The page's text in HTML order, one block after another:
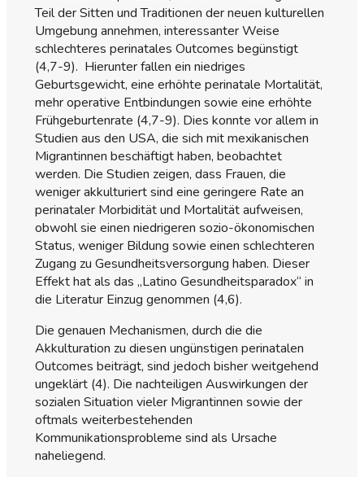
Teil der Sitten und Traditionen der neuen kulturellen
Umgebung annehmen, interessanter Weise
schlechteres perinatales Outcomes begünstigt
(4,7-9). Hierunter fallen ein niedriges
Geburtsgewicht, eine erhöhte perinatale Mortalität,
mehr operative Entbindungen sowie eine erhöhte
Frühgeburtenrate (4,7-9). Dies konnte vor allem in
Studien aus den USA, die sich mit mexikanischen
Migrantinnen beschäftigt haben, beobachtet
werden. Die Studien zeigen, dass Frauen, die
weniger akkulturiert sind eine geringere Rate an
perinataler Morbidität und Mortalität aufweisen,
obwohl sie einen niedrigeren sozio-ökonomischen
Status, weniger Bildung sowie einen schlechteren
Zugang zu Gesundheitsversorgung haben. Dieser
Effekt hat als das „Latino Gesundheitsparadox“ in
die Literatur Einzug genommen (4,6).
Die genauen Mechanismen, durch die die
Akkulturation zu diesen ungünstigen perinatalen
Outcomes beiträgt, sind jedoch bisher weitgehend
ungeklärt (4). Die nachteiligen Auswirkungen der
sozialen Situation vieler Migrantinnen sowie der
oftmals weiterbestehenden
Kommunikationsprobleme sind als Ursache
naheliegend.